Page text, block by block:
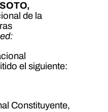
de la
el siguiente:
Constituyente,